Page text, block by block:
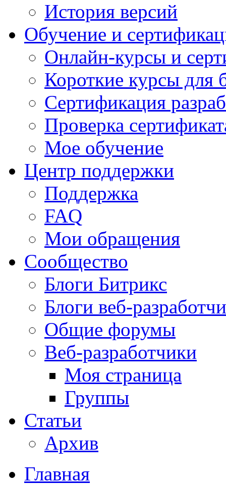
История версий
Обучение и
Онлайн-курсы и
Короткие курсы для
Сертификация
Проверка
Мое обучение
Центр поддержки
Поддержка
FAQ
Мои обращения
Сообщество
Блоги Битрикс
Блоги веб-
Общие форумы
Веб-разработчики
Моя страница
Группы
Статьи
Архив
Главная